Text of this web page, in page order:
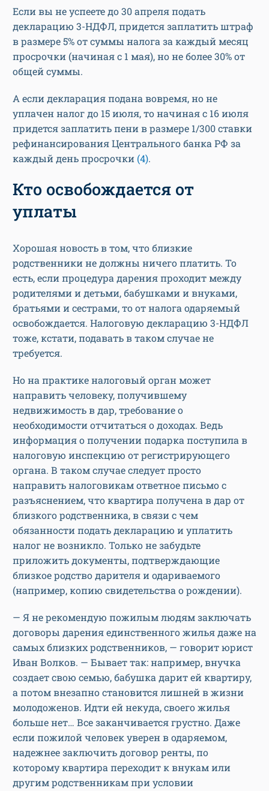
Если вы не успеете до 30 апреля подать
декларацию 3-НДФЛ, придется заплатить штраф
в размере 5% от суммы налога за каждый месяц
просрочки (начиная с 1 мая), но не более 30% от
общей суммы.
А если декларация подана вовремя, но не
уплачен налог до 15 июля, то начиная с 16 июля
придется заплатить пени в размере 1/300 ставки
рефинансирования Центрального банка РФ за
каждый день просрочки (4).
Кто освобождается от
уплаты
Хорошая новость в том, что близкие
родственники не должны ничего платить. То
есть, если процедура дарения проходит между
родителями и детьми, бабушками и внуками,
братьями и сестрами, то от налога одаряемый
освобождается. Налоговую декларацию 3-НДФЛ
тоже, кстати, подавать в таком случае не
требуется.
Но на практике налоговый орган может
направить человеку, получившему
недвижимость в дар, требование о
необходимости отчитаться о доходах. Ведь
информация о получении подарка поступила в
налоговую инспекцию от регистрирующего
органа. В таком случае следует просто
направить налоговикам ответное письмо с
разъяснением, что квартира получена в дар от
близкого родственника, в связи с чем
обязанности подать декларацию и уплатить
налог не возникло. Только не забудьте
приложить документы, подтверждающие
близкое родство дарителя и одариваемого
(например, копию свидетельства о рождении).
— Я не рекомендую пожилым людям заключать
договоры дарения единственного жилья даже на
самых близких родственников, — говорит юрист
Иван Волков. — Бывает так: например, внучка
создает свою семью, бабушка дарит ей квартиру,
а потом внезапно становится лишней в жизни
молодоженов. Идти ей некуда, своего жилья
больше нет… Все заканчивается грустно. Даже
если пожилой человек уверен в одаряемом,
надежнее заключить договор ренты, по
которому квартира переходит к внукам или
другим родственникам при условии